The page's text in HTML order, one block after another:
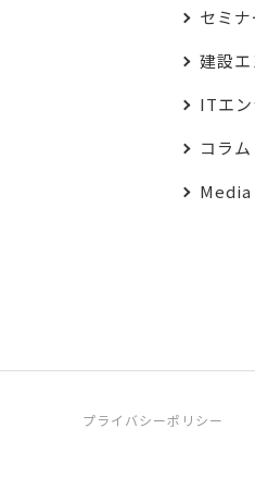
セミ
建設
ITエ
コラム
Media
プライバシーポリシー